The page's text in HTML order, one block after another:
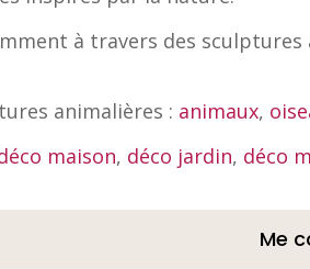
à travers des
animalières : animaux,
maison, déco jardin, déco
Me